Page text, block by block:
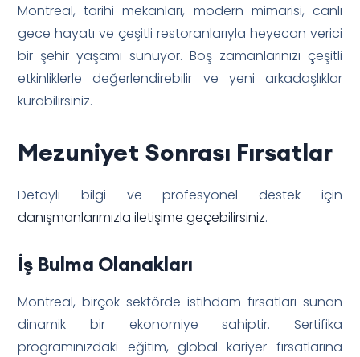
Montreal, tarihi mekanları, modern mimarisi, canlı
gece hayatı ve çeşitli restoranlarıyla heyecan verici
bir şehir yaşamı sunuyor. Boş zamanlarınızı çeşitli
etkinliklerle değerlendirebilir ve yeni arkadaşlıklar
kurabilirsiniz.
Mezuniyet Sonrası Fırsatlar
Detaylı bilgi ve profesyonel destek için
danışmanlarımızla iletişime geçebilirsiniz.
İş Bulma Olanakları
Montreal, birçok sektörde istihdam fırsatları sunan
dinamik bir ekonomiye sahiptir. Sertifika
programınızdaki eğitim, global kariyer fırsatlarına